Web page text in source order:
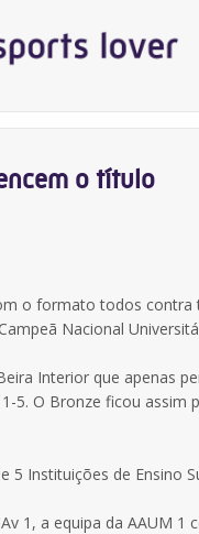
o título
o formato todos contra
Nacional
Interior que apenas
5. O Bronze ficou assim
5 Instituições de Ensino
1, a equipa da AAUM 1